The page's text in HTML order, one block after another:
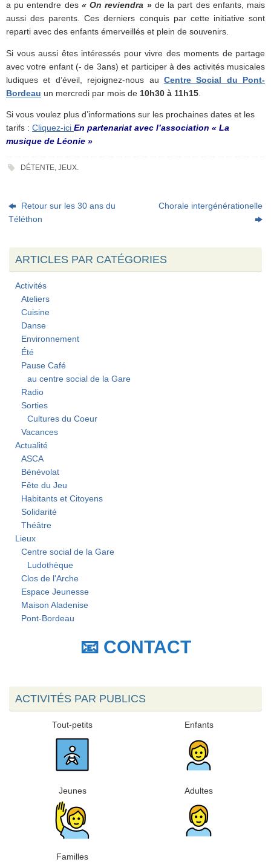
a pu entendre des « On reviendra »de la part des enfants, mais
aussi des parents. Ces derniers conquis par cette initiative sont
reparti avec des enfants émerveillés et plein de souvenirs.
Si vous aussi êtes intéressés pour vivre des moments de partage
avec votre enfant (- de 3ans) et participer à des activités musicales
ludiques et d’éveil, rejoignez-nous au Centre Social du Pont-
Bordeau un mercredi par mois de 10h30 à 11h15
Si vous voulez plus d’informations sur les prochaines dates et les
tarifs : Cliquez-ici En partenariat avec l’association « La
musique de Léonie »
DÉTENTE, JEUX.
Retour sur les 30 ans du
Téléthon
Chorale intergénérationelle
ARTICLES PAR CATÉGORIES
Activités
Ateliers
Cuisine
Danse
Environnement
Été
Pause Café
au centre social de la Gare
Radio
Sorties
Cultures du Coeur
Vacances
Actualité
ASCA
Bénévolat
Fête du Jeu
Habitants et Citoyens
Solidarité
Théâtre
Lieux
Centre social de la Gare
Ludothèque
Clos de l'Arche
Espace Jeunesse
Maison Aladenise
Pont-Bordeau
📧 CONTACT
ACTIVITÉS PAR PUBLICS
Tout-petits Enfants
Jeunes Adultes
Familles